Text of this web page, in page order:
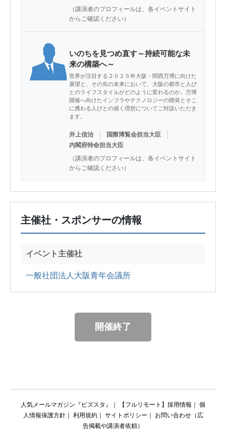
（講演者のプロフィールは、各イベントサイト
からご確認ください）
いのちを見つめ直す～持続可能な未
来の構築へ～
世界が注目する２０２５年大阪・関西万博に向けた
展望と、その先の未来において、大阪の都市と人び
とのライフスタイルがどのように変わるのか。万博
開催へ向けたインフラやテクノロジーの開発とそこ
に携わる人びとの描く理想についてご対談いただき
ます。
井上信治 国際博覧会担当大臣
内閣府特命担当大臣
（講演者のプロフィールは、各イベントサイト
からご確認ください）
主催社・スポンサーの情報
イベント主催社
一般社団法人大阪青年会議所
開催終了
人気メールマガジン『ビズスタ』 【フルリモート】採用情報
個
人情報保護方針｜ 利用規約｜ サイトポリシー
お問い合わせ（広
告掲載や講演者依頼）